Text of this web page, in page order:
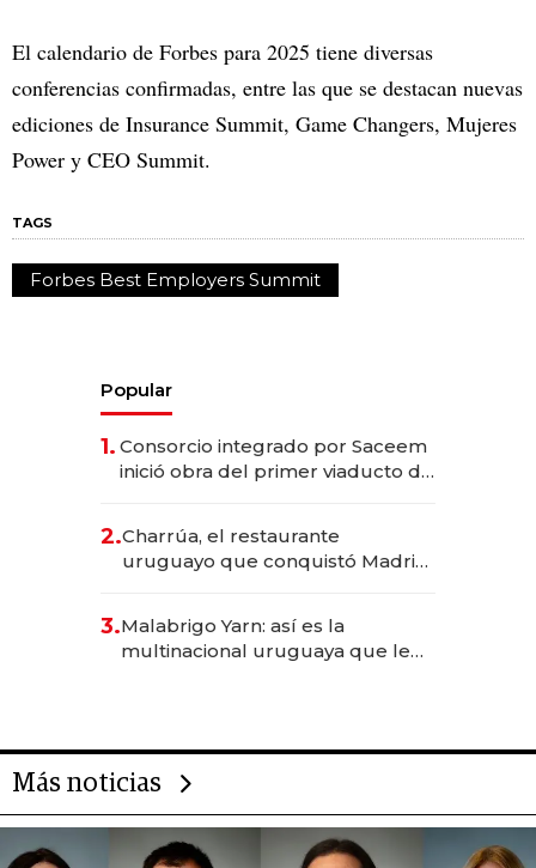
El calendario de Forbes para 2025 tiene diversas
conferencias confirmadas, entre las que se destacan nuevas
ediciones de Insurance Summit, Game Changers, Mujeres
Power y CEO Summit.
TAGS
Forbes Best Employers Summit
Popular
1. Consorcio integrado por Saceem
inició obra del primer viaducto de
millones
2.Charrúa, el restaurante
uruguayo que conquistó Madrid:
anticipación y prepara apertura
3.Malabrigo Yarn: así es la
multinacional uruguaya que le
Más noticias